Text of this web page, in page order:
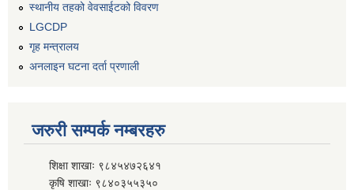
स्थानीय तहको वेवसाईटको विवरण
LGCDP
गृह मन्त्रालय
अनलाइन घटना दर्ता प्रणाली
जरुरी सम्पर्क नम्बरहरु
शिक्षा शाखाः ९८४५४७२६४१
कृषि शाखाः ९८४०३५५३५०